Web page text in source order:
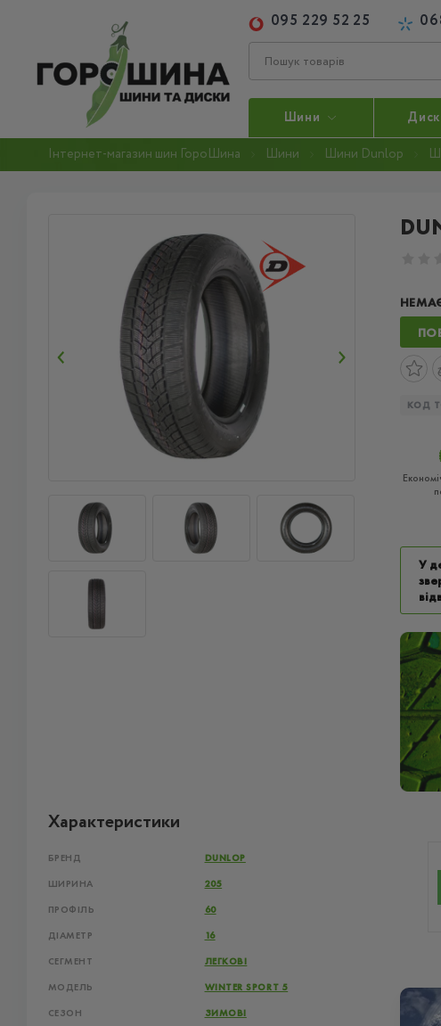
095 229 52 25
Шини
Інтернет-магазин шин ГороШина Шини Шини Dunlop
КОД
У
Характеристики
БРЕНД DUNLOP
ШИРИНА 205
ПРОФІЛЬ 60
ДІАМЕТР 16
СЕГМЕНТ ЛЕГКОВІ
МОДЕЛЬ WINTER SPORT 5
СЕЗОН ЗИМОВІ